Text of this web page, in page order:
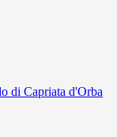
di Capriata d'Orba